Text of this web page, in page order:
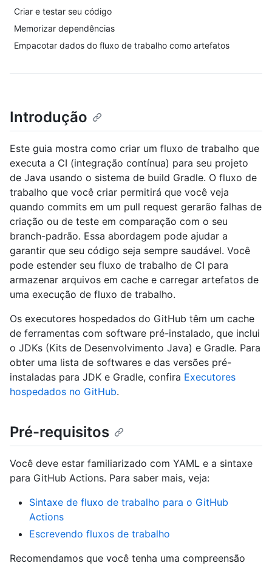
Criar e testar seu código
Memorizar dependências
Empacotar dados do fluxo de trabalho como artefatos
Introdução
Este guia mostra como criar um fluxo de trabalho que
executa a CI (integração contínua) para seu projeto
de Java usando o sistema de build Gradle. O fluxo de
trabalho que você criar permitirá que você veja
quando commits em um pull request gerarão falhas de
criação ou de teste em comparação com o seu
branch-padrão. Essa abordagem pode ajudar a
garantir que seu código seja sempre saudável. Você
pode estender seu fluxo de trabalho de CI para
armazenar arquivos em cache e carregar artefatos de
uma execução de fluxo de trabalho.
Os executores hospedados do GitHub têm um cache
de ferramentas com software pré-instalado, que inclui
o JDKs (Kits de Desenvolvimento Java) e Gradle. Para
obter uma lista de softwares e das versões pré-
instaladas para JDK e Gradle, confira Executores
hospedados no GitHub.
Pré-requisitos
Você deve estar familiarizado com YAML e a sintaxe
para GitHub Actions. Para saber mais, veja:
Sintaxe de fluxo de trabalho para o GitHub
Actions
Escrevendo fluxos de trabalho
Recomendamos que você tenha uma compreensão